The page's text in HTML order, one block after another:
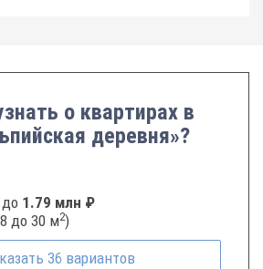
о квартирах в
деревня»?
до 1.79 млн ₽
до 30 м2)
36 вариантов